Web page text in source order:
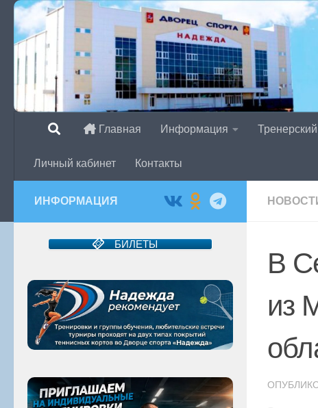
Перейти к содержимому
Главная Информация
Личный кабинет Контакты
В
из
ИНФОРМАЦИЯ
БИЛЕТЫ